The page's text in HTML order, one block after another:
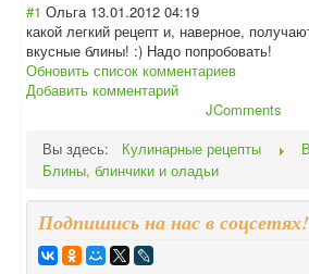
#1 Ольга 13.01.2012 04:19
какой легкий рецепт и, наверное,
вкусные блины! :) Надо попробовать!
Обновить список комментариев
Добавить комментарий
JComments
Вы здесь:
Кулинарные рецепты
Блины, блинчики и оладьи
Подпишись на нас в соцсетях!